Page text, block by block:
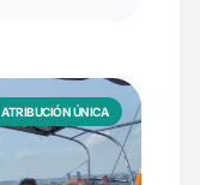
ATRIBUCIÓN ÚNICA